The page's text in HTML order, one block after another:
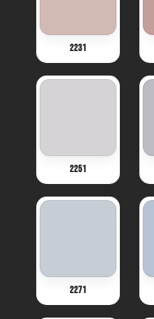
2231
2251
2271